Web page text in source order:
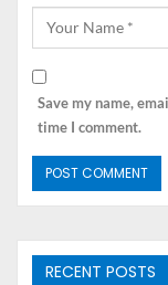
Save my name,
time I comment.
RECENT POSTS